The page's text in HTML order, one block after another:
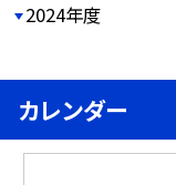
2024年度
カレンダー